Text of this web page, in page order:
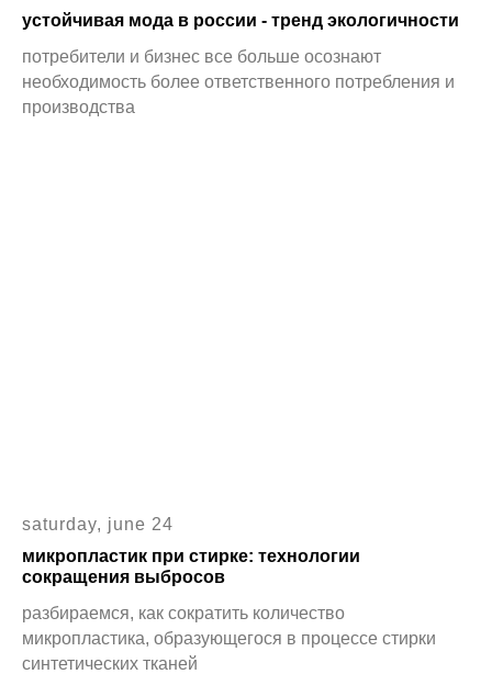
устойчивая мода в россии - тренд экологичности
потребители и бизнес все больше осознают
необходимость более ответственного потребления и
производства
saturday, june 24
микропластик при стирке: технологии
сокращения выбросов
разбираемся, как сократить количество
микропластика, образующегося в процессе стирки
синтетических тканей